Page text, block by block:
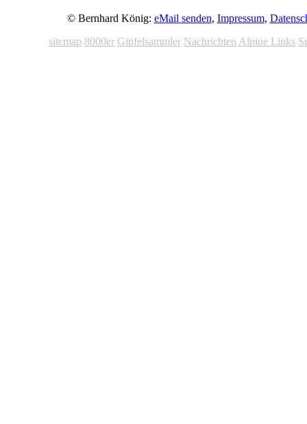
© Bernhard König: eMail senden, Impressum,
sitemap 8000er Gipfelsammler Nachrichten Alpine Links